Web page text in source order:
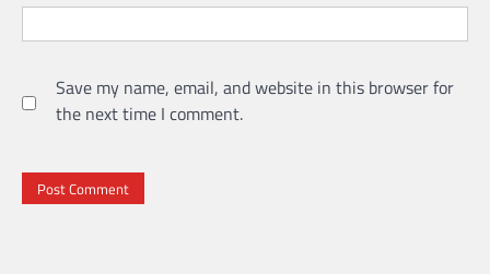
Save my name, email, and website in this browser for
the next time I comment.